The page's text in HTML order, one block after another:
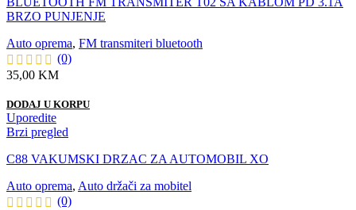
BRZO PUNJENJE
Auto oprema, FM transmiteri bluetooth
(0)
35,00 KM
DODAJ U KORPU
Uporedite
Brzi pregled
C88 VAKUMSKI DRZAC ZA AUTOMOBIL XO
Auto oprema, Auto držači za mobitel
(0)